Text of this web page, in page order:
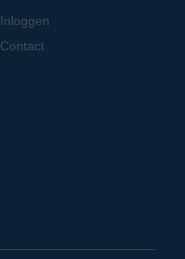
Inloggen
Contact